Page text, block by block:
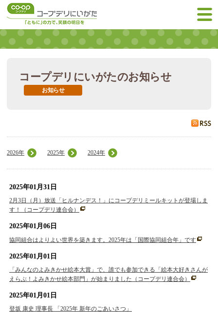
コープデリにいがたのお知らせ
お知らせ
2026年 2025年 2024年
2025年01月31日
2月3日（月）放送「ヒルナンデス！」にコープデリミールキットが登場しま
す！（コープデリ連合会）
2025年01月06日
協同組合はよりよい世界を築きます。2025年は「国際協同組合年」です
2025年01月01日
「みんなのよみきかせ絵本大賞」で、誰でも参加できる「絵本大好きさんが
えらぶ！よみきかせ絵本部門」が始まりました（コープデリ連合会）
2025年01月01日
登坂 康史 理事長 「2025年 新年のごあいさつ」